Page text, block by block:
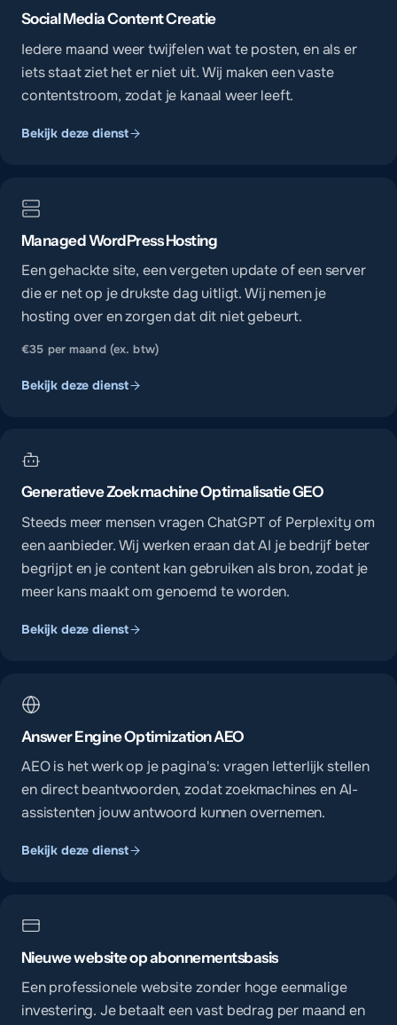
Social Media Content Creatie
Iedere maand weer twijfelen wat te posten, en als er
iets staat ziet het er niet uit. Wij maken een vaste
contentstroom, zodat je kanaal weer leeft.
Bekijk deze dienst
Managed WordPress Hosting
Een gehackte site, een vergeten update of een server
die er net op je drukste dag uitligt. Wij nemen je
hosting over en zorgen dat dit niet gebeurt.
€35 per maand (ex. btw)
Bekijk deze dienst
Generatieve Zoekmachine Optimalisatie GEO
Steeds meer mensen vragen ChatGPT of Perplexity om
een aanbieder. Wij werken eraan dat AI je bedrijf beter
begrijpt en je content kan gebruiken als bron, zodat je
meer kans maakt om genoemd te worden.
Bekijk deze dienst
Answer Engine Optimization AEO
AEO is het werk op je pagina's: vragen letterlijk stellen
en direct beantwoorden, zodat zoekmachines en AI-
assistenten jouw antwoord kunnen overnemen.
Bekijk deze dienst
Nieuwe website op abonnementsbasis
Een professionele website zonder hoge eenmalige
investering. Je betaalt een vast bedrag per maand en